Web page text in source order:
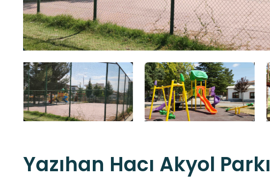
Yazıhan Hacı Akyol Parkı